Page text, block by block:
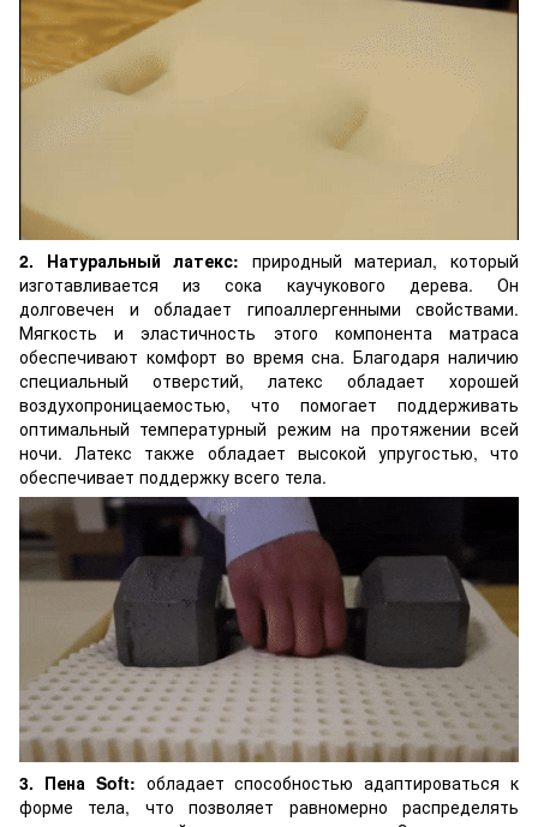
2. Натуральный латекс: природный материал, который
изготавливается из сока каучукового дерева. Он
долговечен и обладает гипоаллергенными свойствами.
Мягкость и эластичность этого компонента матраса
обеспечивают комфорт во время сна. Благодаря наличию
специальный отверстий, латекс обладает хорошей
воздухопроницаемостью, что помогает поддерживать
оптимальный температурный режим на протяжении всей
ночи. Латекс также обладает высокой упругостью, что
обеспечивает поддержку всего тела.
3. Пена Soft: обладает способностью адаптироваться к
форме тела, что позволяет равномерно распределять